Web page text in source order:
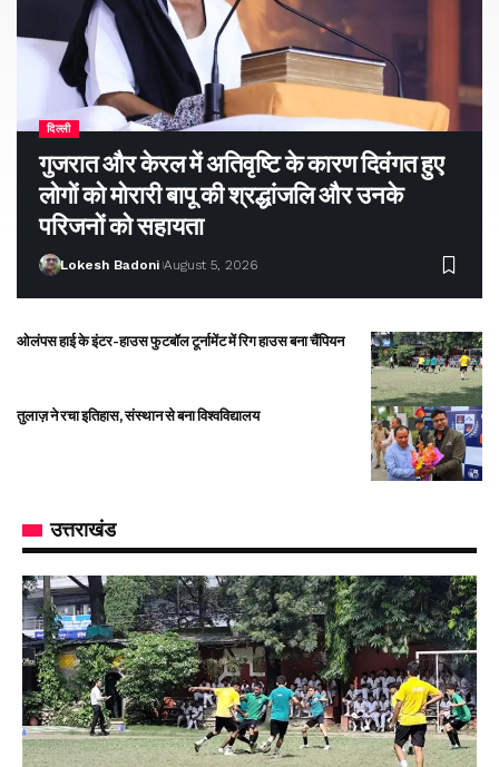
दिल्ली
गुजरात और केरल में अतिवृष्टि के कारण दिवंगत हुए
लोगों को मोरारी बापू की श्रद्धांजलि और उनके
परिजनों को सहायता
Lokesh Badoni August 5, 2026
ओलंपस हाई के इंटर-हाउस फुटबॉल टूर्नामेंट में रिग हाउस बना चैंपियन
तुलाज़ ने रचा इतिहास, संस्थान से बना विश्वविद्यालय
उत्तराखंड